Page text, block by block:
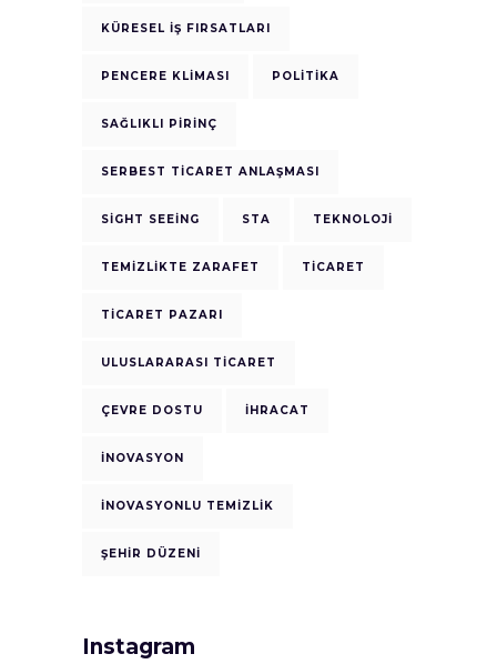
KÜRESEL İŞ FIRSATLARI
PENCERE KLIMASI POLITIKA
SAĞLIKLI PIRINÇ
SERBEST TICARET ANLAŞMASI
SIGHT SEEING STA TEKNOLOJI
TEMIZLIKTE ZARAFET TICARET
TICARET PAZARI
ULUSLARARASI TICARET
ÇEVRE DOSTU İHRACAT
İNOVASYON
İNOVASYONLU TEMIZLIK
ŞEHIR DÜZENI
Instagram